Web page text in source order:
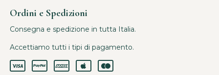
Ordini e Spedizioni
Consegna e spedizione in tutta Italia.
Accettiamo tutti i tipi di pagamento.